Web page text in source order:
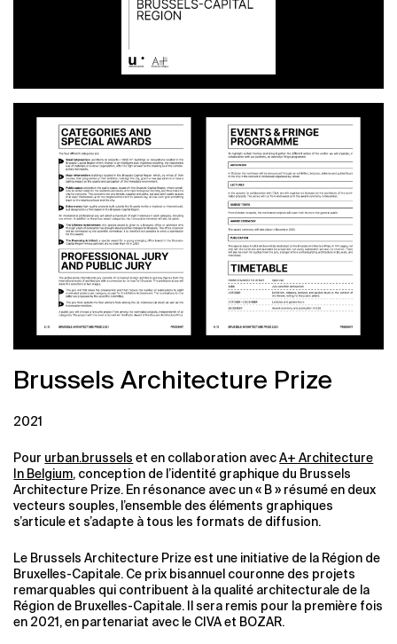
Brussels Architecture Prize
2021
Pour urban.brussels et en collaboration avecA+ Architecture
In Belgium, conception de l’identité graphique du Brussels
Architecture Prize. En résonance avec un « B » résumé en deux
vecteurs souples, l’ensemble des éléments graphiques
s’articule et s’adapte à tous les formats de diffusion.
Le Brussels Architecture Prize est une initiative de la Région de
Bruxelles-Capitale. Ce prix bisannuel couronne des projets
remarquables qui contribuent à la qualité architecturale de la
Région de Bruxelles-Capitale. Il sera remis pour la première fois
en 2021, en partenariat avec le CIVA et BOZAR.